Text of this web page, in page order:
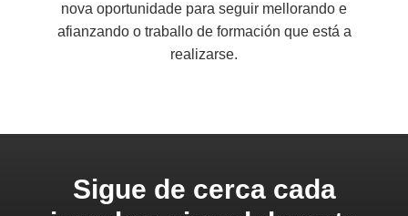
nova oportunidade para seguir mellorando e
afianzando o traballo de formación que está a
realizarse.
Sigue de cerca cada